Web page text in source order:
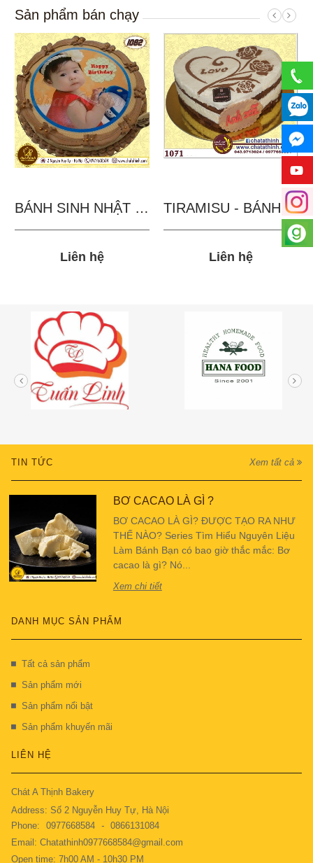
Sản phẩm bán chạy
BÁNH SINH NHẬT IN...
Liên hệ
TIRAMISU - BÁNH TẶNG...
Liên hệ
TIN TỨC Xem tất cả
BƠ CACAO LÀ GÌ ?
BƠ CACAO LÀ GÌ? ĐƯỢC TẠO RA NHƯ
THẾ NÀO? Series Tìm Hiểu Nguyên Liệu
Làm Bánh Bạn có bao giờ thắc mắc: Bơ
cacao là gì? Nó...
Xem chi tiết
DANH MỤC SẢN PHẨM
Tất cả sản phẩm
Sản phẩm mới
Sản phẩm nổi bật
Sản phẩm khuyến mãi
LIÊN HỆ
Chát A Thịnh Bakery
Address: Số 2 Nguyễn Huy Tự, Hà Nội
Phone:
0977668584 -
0866131084
Email: Chatathinh0977668584@gmail.com
Open time: 7h00 AM - 10h30 PM